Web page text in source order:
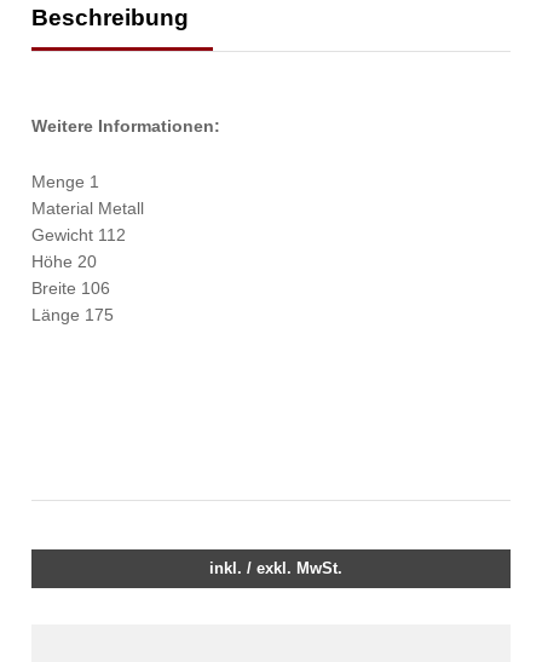
Beschreibung
Weitere Informationen:
Menge 1
Material Metall
Gewicht 112
Höhe 20
Breite 106
Länge 175
inkl. / exkl. MwSt.